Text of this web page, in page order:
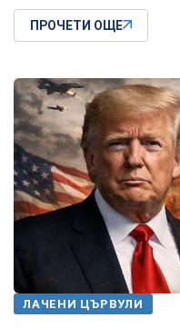
ПРОЧЕТИ ОЩЕ
ЛАЧЕНИ ЦЪРВУЛИ